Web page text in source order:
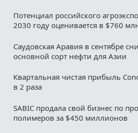
Потенциал российского
2030 году оценивается в $760
Саудовская Аравия в сентябре
основной сорт нефти для Азии
Квартальная чистая прибыль
в 2 раза
SABIC продала свой бизнес по
полимеров за $450 миллионов